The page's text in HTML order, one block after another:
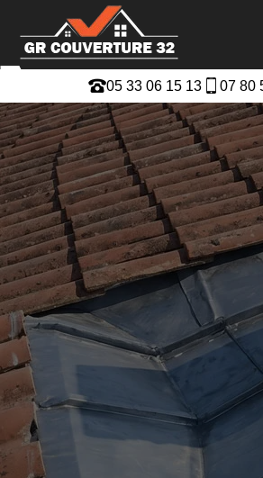
05 33 06 15 13 07 80